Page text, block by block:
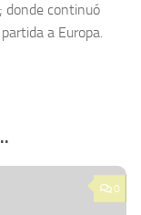
donde continuó
a Europa.
0